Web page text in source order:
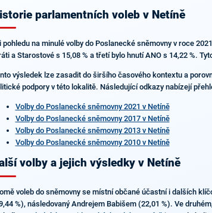
parlamentních voleb v Netíně
pohledu na minulé volby do Poslanecké sněmovny v roce
a Starostové s 15,08 % a třetí bylo hnutí ANO s 14,22 %.
výsledek lze zasadit do širšího časového kontextu a
podpory v této lokalitě. Následující odkazy nabízejí
Volby do Poslanecké sněmovny 2021 v Netíně
Volby do Poslanecké sněmovny 2017 v Netíně
Volby do Poslanecké sněmovny 2013 v Netíně
Volby do Poslanecké sněmovny 2010 v Netíně
volby a jejich výsledky v Netíně
voleb do sněmovny se místní občané účastní i dalších
%), následovaný Andrejem Babišem (22,01 %). Ve